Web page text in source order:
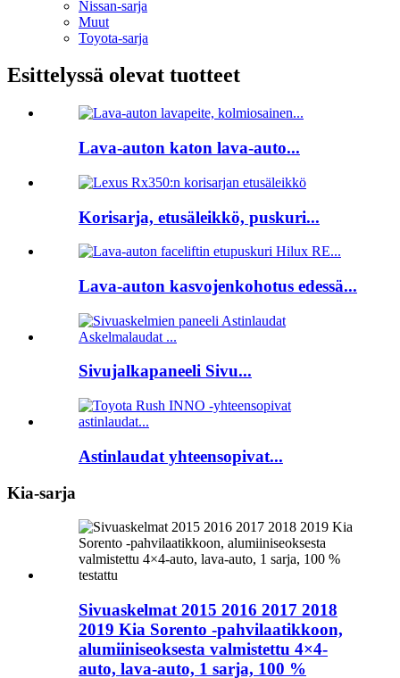
Nissan-sarja
Muut
Toyota-sarja
Esittelyssä olevat tuotteet
Lava-auton katon lava-auto...
Korisarja, etusäleikkö, puskuri...
Lava-auton kasvojenkohotus edessä...
Sivujalkapaneeli Sivu...
Astinlaudat yhteensopivat...
Kia-sarja
Sivuaskelmat 2015 2016 2017 2018
2019 Kia Sorento -pahvilaatikkoon,
alumiiniseoksesta valmistettu 4×4-
auto, lava-auto, 1 sarja, 100 %